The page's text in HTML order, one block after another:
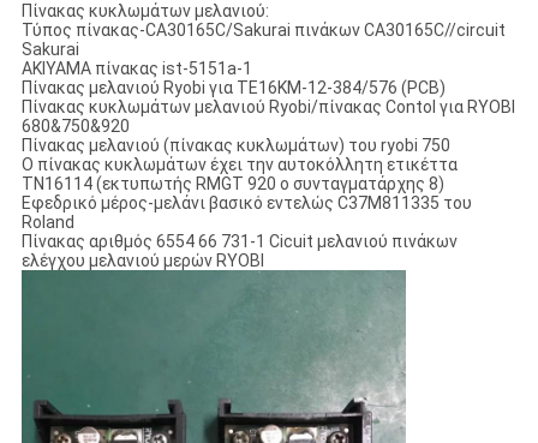
Πίνακας κυκλωμάτων μελανιού:
Τύπος πίνακας-CA30165C/Sakurai πινάκων CA30165C//circuit
Sakurai
AKIYAMA πίνακας ist-5151a-1
Πίνακας μελανιού Ryobi για TE16KM-12-384/576 (PCB)
Πίνακας κυκλωμάτων μελανιού Ryobi/πίνακας Contol για RYOBI
680&750&920
Πίνακας μελανιού (πίνακας κυκλωμάτων) του ryobi 750
Ο πίνακας κυκλωμάτων έχει την αυτοκόλλητη ετικέττα
TN16114 (εκτυπωτής RMGT 920 ο συνταγματάρχης 8)
Εφεδρικό μέρος-μελάνι βασικό εντελώς C37M811335 του
Roland
Πίνακας αριθμός 6554 66 731-1 Cicuit μελανιού πινάκων
ελέγχου μελανιού μερών RYOBI